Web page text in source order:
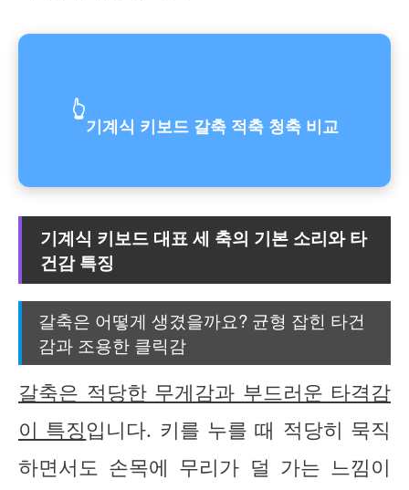
👆
기계식 키보드 갈축 적축 청축 비교
기계식 키보드 대표 세 축의 기본 소리와 타
건감 특징
갈축은 어떻게 생겼을까요? 균형 잡힌 타건
감과 조용한 클릭감
갈축은 적당한 무게감과 부드러운 타격감
이 특징입니다. 키를 누를 때 적당히 묵직
하면서도 손목에 무리가 덜 가는 느낌이